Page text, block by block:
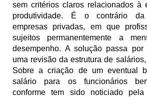
sem critérios claros relacionados à
produtividade. É o contrário
empresas privadas, em que
sujeitos permanentemente a
desempenho. A solução passa
uma revisão da estrutura de
Sobre a criação de um eventual
salário para os funcionários
conforme tem sido noticiado